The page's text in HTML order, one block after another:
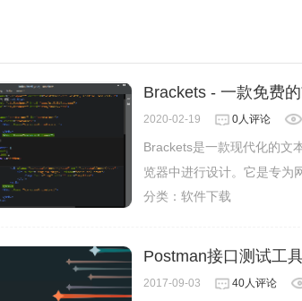
Brackets - 一款免费
2020-02-19 0人评论
Brackets是一款现代化的文
览器中进行设计。它是专为
分类： 软件下载
Postman接口测试工
2017-09-03 40人评论